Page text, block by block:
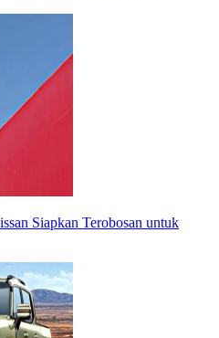
Siapkan Terobosan untuk